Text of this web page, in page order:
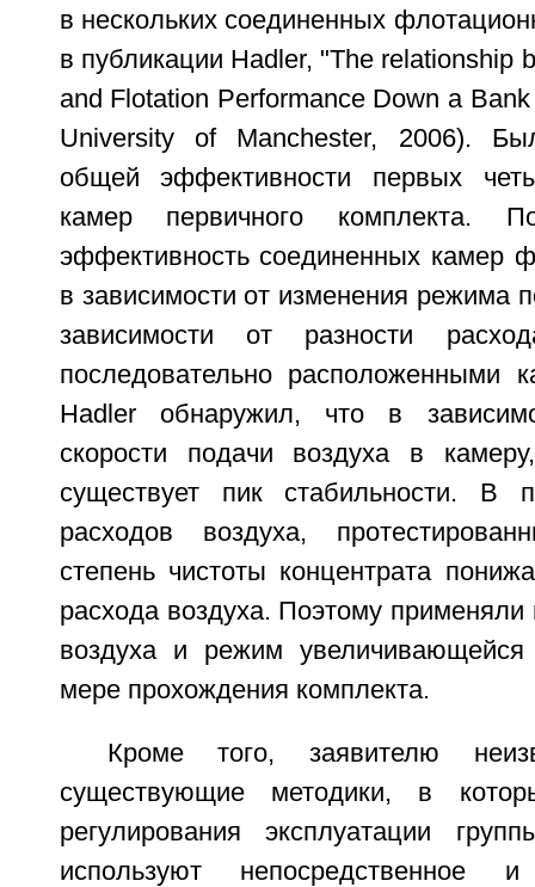
в нескольких соединенных
в публикации Hadler, "The relationship
and Flotation Performance Down a
University of Manchester, 2006).
общей эффективности первых
камер первичного комплекта.
эффективность соединенных камер
в зависимости от изменения режима
зависимости от разности
последовательно расположенными
Hadler обнаружил, что в
скорости подачи воздуха в
существует пик стабильности. В
расходов воздуха,
степень чистоты концентрата
расхода воздуха. Поэтому
воздуха и режим
мере прохождения комплекта.
Кроме того, заявителю
существующие методики, в
регулирования эксплуатации
используют непосредственное и